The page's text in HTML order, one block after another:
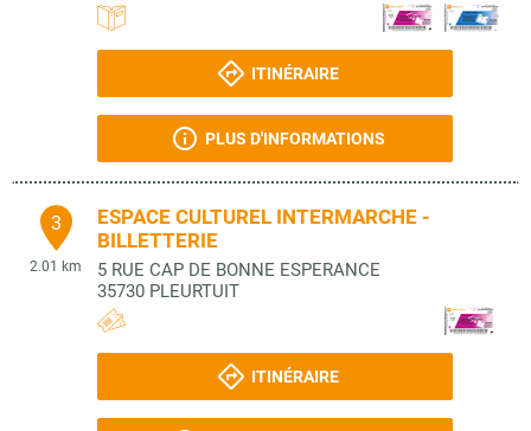
ITINÉRAIRE
PLUS D'INFORMATIONS
3
2.01 km
ESPACE CULTUREL INTERMARCHE -
BILLETTERIE
5 RUE CAP DE BONNE ESPERANCE
35730 PLEURTUIT
ITINÉRAIRE